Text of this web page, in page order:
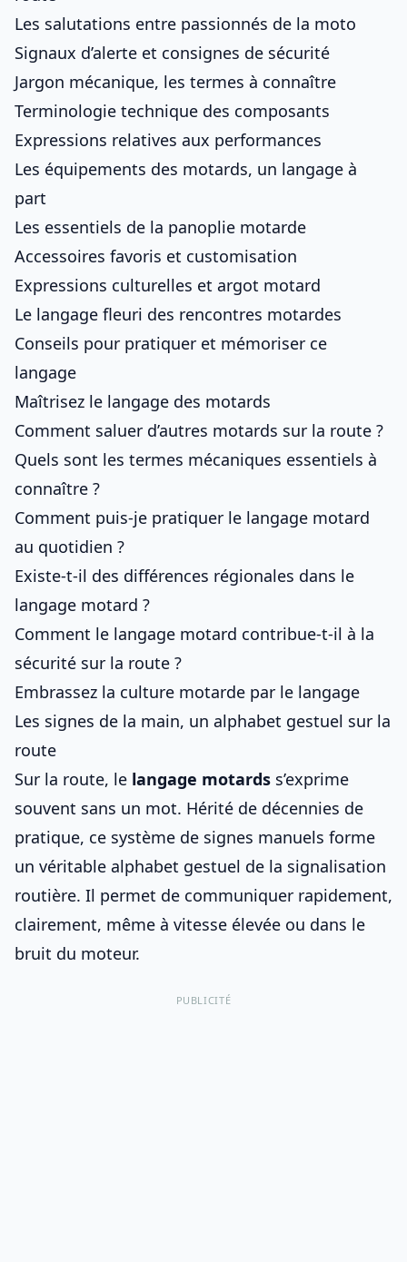
Les salutations entre passionnés de la moto
Signaux d’alerte et consignes de sécurité
Jargon mécanique, les termes à connaître
Terminologie technique des composants
Expressions relatives aux performances
Les équipements des motards, un langage à
part
Les essentiels de la panoplie motarde
Accessoires favoris et customisation
Expressions culturelles et argot motard
Le langage fleuri des rencontres motardes
Conseils pour pratiquer et mémoriser ce
langage
Maîtrisez le langage des motards
Comment saluer d’autres motards sur la route ?
Quels sont les termes mécaniques essentiels à
connaître ?
Comment puis-je pratiquer le langage motard
au quotidien ?
Existe-t-il des différences régionales dans le
langage motard ?
Comment le langage motard contribue-t-il à la
sécurité sur la route ?
Embrassez la culture motarde par le langage
Les signes de la main, un alphabet gestuel sur la
route
Sur la route, le langage motards s’exprime
souvent sans un mot. Hérité de décennies de
pratique, ce système de signes manuels forme
un véritable alphabet gestuel de la signalisation
routière. Il permet de communiquer rapidement,
clairement, même à vitesse élevée ou dans le
bruit du moteur.
PUBLICITÉ